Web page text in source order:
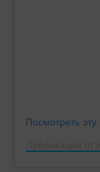
Посмотреть